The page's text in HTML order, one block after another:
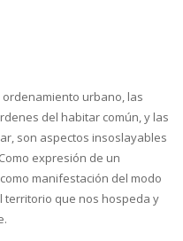
urbano, las
del habitar común, y las
son aspectos insoslayables
expresión de un
manifestación del modo
territorio que nos hospeda y